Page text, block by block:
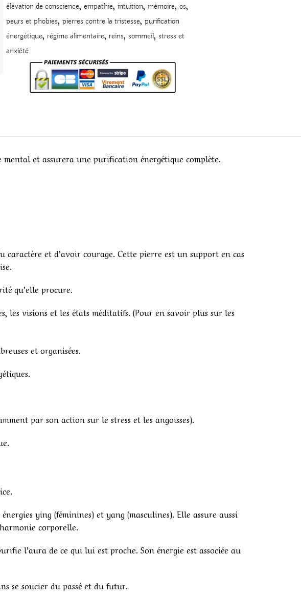
élévation de conscience, empathie, intuition, mémoire, os,
peurs et phobies, pierres contre la tristesse, purification
énergétique, régime alimentaire, reins, sommeil, stress et
anxiété
et assurera une purification énergétique complète.
caractère et d’avoir courage. Cette pierre est un support en cas
qu’elle procure.
les visions et les états méditatifs. (Pour en savoir plus sur les
et organisées.
par son action sur le stress et les angoisses).
ying (féminines) et yang (masculines). Elle assure aussi
corporelle.
l’aura de ce qui lui est proche. Son énergie est associée au
se soucier du passé et du futur.